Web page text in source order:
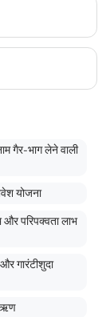
गैर-भाग लेने वाली
योजना
और परिपक्वता लाभ
गारंटीशुदा
ऋण